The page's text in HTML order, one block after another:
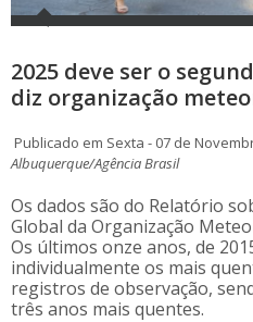
2025 deve ser o
diz organização
Publicado em Sexta - 07 de
Albuquerque/Agência Brasil
Os dados são do Relatório
Global da Organização
Os últimos onze anos, de
individualmente os mais
registros de observação,
três anos mais quentes.